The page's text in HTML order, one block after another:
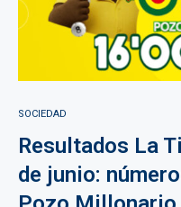
SOCIEDAD
Resultados La
de junio: